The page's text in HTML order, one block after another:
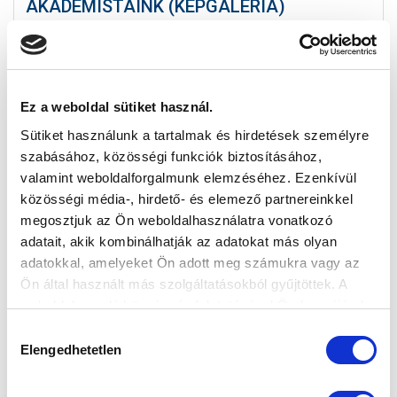
Ez a weboldal sütiket használ.
Sütiket használunk a tartalmak és hirdetések személyre
szabásához, közösségi funkciók biztosításához,
valamint weboldalforgalmunk elemzéséhez. Ezenkívül
közösségi média-, hirdető- és elemező partnereinkkel
megosztjuk az Ön weboldalhasználatra vonatkozó
adatait, akik kombinálhatják az adatokat más olyan
adatokkal, amelyeket Ön adott meg számukra vagy az
Ön által használt más szolgáltatásokból gyűjtöttek. A
weboldalon való böngészés folytatásával Ön hozzájárul a
kiválasztása
Elengedhetetlen
AKADÉMISTÁINK (KÉPGALÉRIA)
Képriportunkból kiderül, milyen körülmények között
töltik mindennapjaikat és dolgozhatnak akadémistáink.